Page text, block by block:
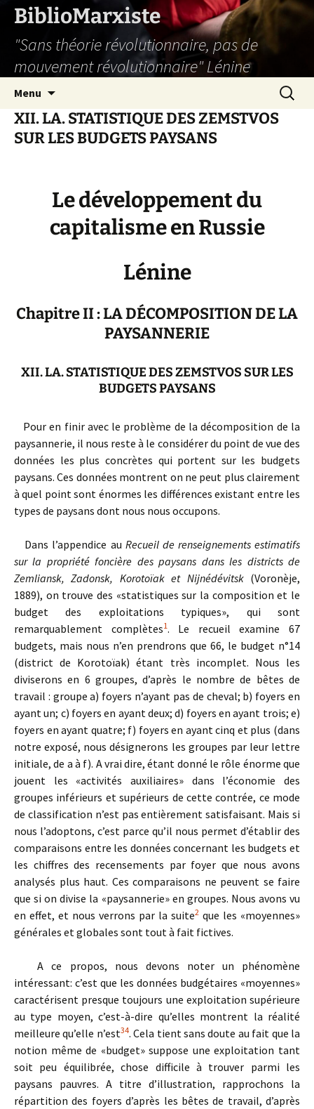
Aller
contenu
BiblioMarxiste
"Sans théorie révolutionnaire, pas de
mouvement révolutionnaire" Lénine
Menu
XII. LA. STATISTIQUE DES ZEMSTVOS
SUR LES BUDGETS PAYSANS
Le développement du
capitalisme en Russie
Lénine
Chapitre II : LA DÉCOMPOSITION DE LA
PAYSANNERIE
XII. LA. STATISTIQUE DES ZEMSTVOS SUR LES
BUDGETS PAYSANS
Pour en finir avec le problème de la décomposition de la
paysannerie, il nous reste à le considérer du point de vue des
données les plus concrètes qui portent sur les budgets
paysans. Ces données montrent on ne peut plus clairement
à quel point sont énormes les différences existant entre les
types de paysans dont nous nous occupons.
Dans l’appendice au Recueil de renseignements estimatifs
sur la propriété foncière des paysans dans les districts de
Zemliansk, Zadonsk, Korotoïak et Nijnédévitsk(Voronèje,
1889), on trouve des «statistiques sur la composition et le
budget des exploitations typiques», qui sont
remarquablement complètes1. Le recueil examine 67
budgets, mais nous n’en prendrons que 66, le budget n°14
(district de Korotoïak) étant très incomplet. Nous les
diviserons en 6 groupes, d’après le nombre de bêtes de
travail : groupe a) foyers n’ayant pas de cheval; b) foyers en
ayant un; c) foyers en ayant deux; d) foyers en ayant trois; e)
foyers en ayant quatre; f) foyers en ayant cinq et plus (dans
notre exposé, nous désignerons les groupes par leur lettre
initiale, de a à f). A vrai dire, étant donné le rôle énorme que
jouent les «activités auxiliaires» dans l’économie des
groupes inférieurs et supérieurs de cette contrée, ce mode
de classification n’est pas entièrement satisfaisant. Mais si
nous l’adoptons, c’est parce qu’il nous permet d’établir des
comparaisons entre les données concernant les budgets et
les chiffres des recensements par foyer que nous avons
analysés plus haut. Ces comparaisons ne peuvent se faire
que si on divise la «paysannerie» en groupes. Nous avons vu
en effet, et nous verrons par la suite2 que les «moyennes»
générales et globales sont tout à fait fictives.
A ce propos, nous devons noter un phénomène
intéressant: c’est que les données budgétaires «moyennes»
caractérisent presque toujours une exploitation supérieure
au type moyen, c’est-à-dire qu’elles montrent la réalité
meilleure qu’elle n’est34. Cela tient sans doute au fait que la
notion même de «budget» suppose une exploitation tant
soit peu équilibrée, chose difficile à trouver parmi les
paysans pauvres. A titre d’illustration, rapprochons la
répartition des foyers d’après les bêtes de travail, d’après